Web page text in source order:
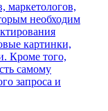
маркетологов,
необходим
картинки,
Кроме того,
самому
запроса и